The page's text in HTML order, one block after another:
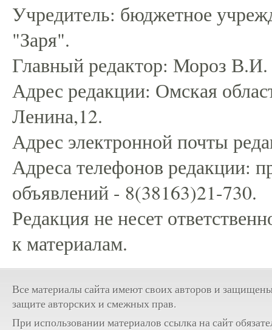
Учредитель: бюджетное
"Заря".
Главный редактор: Мороз В.И.
Адрес редакции: Омская
Ленина,12.
Адрес электронной почты
Адреса телефонов редакции:
объявлений - 8(38163)21-730.
Редакция не несет
к материалам.
Все материалы сайта имеют своих авторов и
защите авторских и смежных прав.
При использовании материалов ссылка на сайт